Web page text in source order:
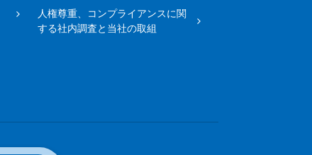
人権尊重、コンプライアンスに関
する社内調査と当社の取組